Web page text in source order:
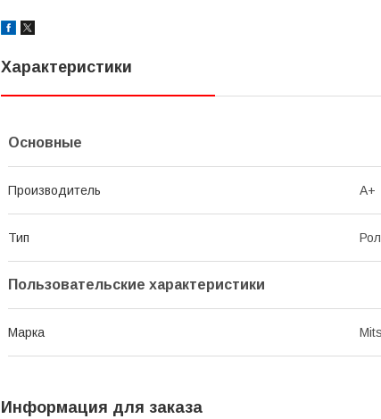
Характеристики
Основные
Производитель A+
Тип
Пользовательские характеристики
Марка
Информация для заказа